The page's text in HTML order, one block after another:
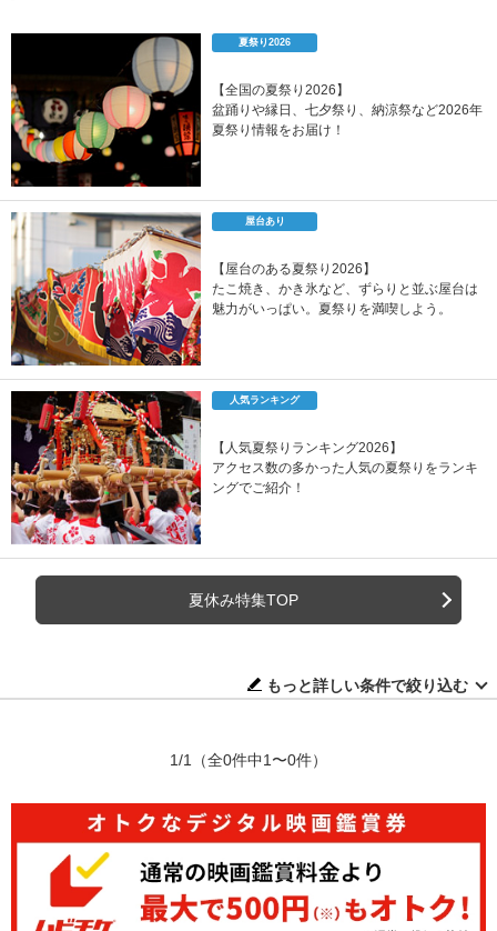
夏祭り2026
【全国の夏祭り2026】
盆踊りや縁日、七夕祭り、納涼祭など2026年
夏祭り情報をお届け！
屋台あり
【屋台のある夏祭り2026】
たこ焼き、かき氷など、ずらりと並ぶ屋台は
魅力がいっぱい。夏祭りを満喫しよう。
人気ランキング
【人気夏祭りランキング2026】
アクセス数の多かった人気の夏祭りをランキ
ングでご紹介！
夏休み特集TOP
もっと詳しい条件で絞り込む
1/1 （全0件中1〜0件）